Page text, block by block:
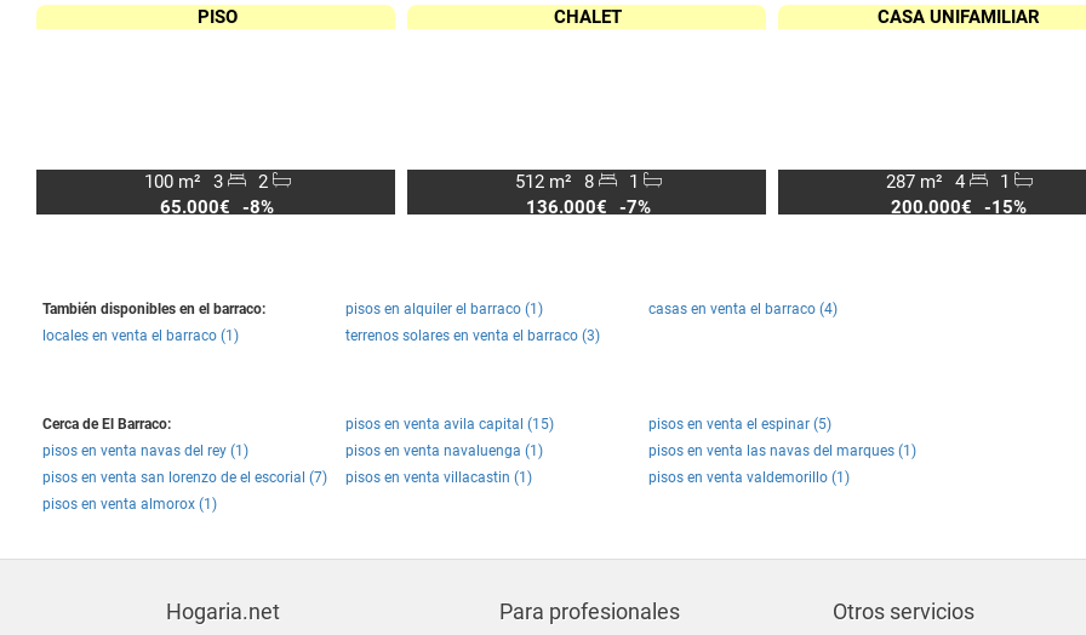
PISO
100 m² 3
2
65.000€
-8%
CHALET
512 m² 8
1
136.000€
-7%
CASA UNIFAMILIAR
287 m² 4
1
200.000€
-15%
También disponibles en el barraco: pisos en alquiler el barraco (1)
casas en venta el barraco (4)
locales en venta el barraco (1)
terrenos solares en venta el barraco (3)
Cerca de El Barraco: pisos en venta avila capital (15)
pisos en venta el espinar (5)
pisos en venta navas del rey (1)
pisos en venta navaluenga (1)
pisos en venta las navas del marques (1)
pisos en venta san lorenzo de el escorial (7)
pisos en venta villacastin (1)
pisos en venta valdemorillo (1)
pisos en venta almorox (1)
Hogaria.net Para profesionales Otros servicios